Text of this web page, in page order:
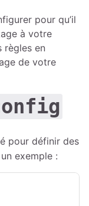
pour qu’il
à votre
règles en
de votre
pour définir des
exemple :